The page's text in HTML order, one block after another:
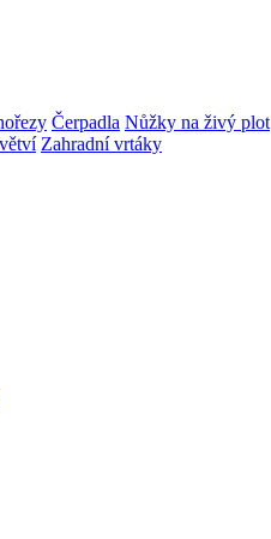
Čerpadla Nůžky na živý plot
Zahradní vrtáky